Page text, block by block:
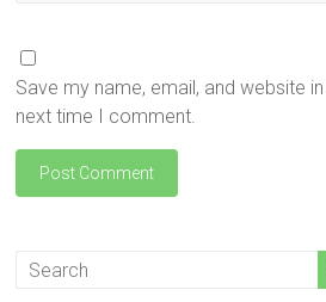
Save my name, email, and website
next time I comment.